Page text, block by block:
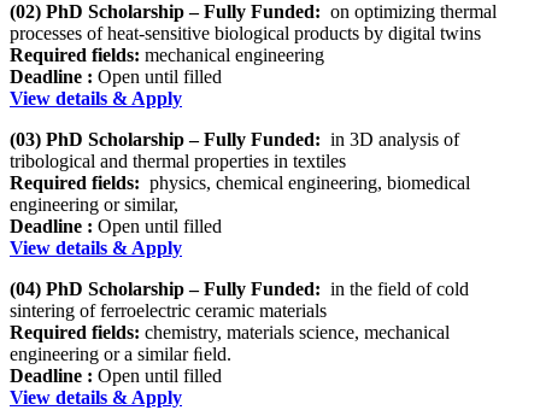
(02) PhD Scholarship – Fully Funded: on optimizing thermal
processes of heat-sensitive biological products by digital twins
Required fields: mechanical engineering
Deadline : Open until filled
View details & Apply
(03) PhD Scholarship – Fully Funded: in 3D analysis of
tribological and thermal properties in textiles
Required fields: physics, chemical engineering, biomedical
engineering or similar,
Deadline : Open until filled
View details & Apply
(04) PhD Scholarship – Fully Funded: in the field of cold
sintering of ferroelectric ceramic materials
Required fields: chemistry, materials science, mechanical
engineering or a similar ﬁeld.
Deadline : Open until filled
View details & Apply